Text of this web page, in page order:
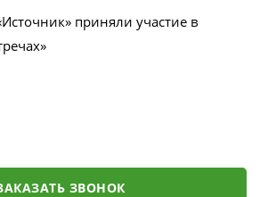
приняли участие в
ЗВОНОК